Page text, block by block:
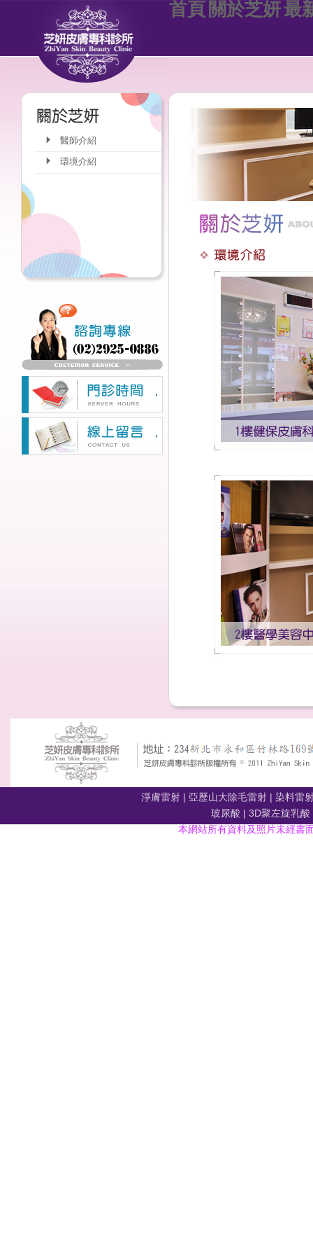
首頁 關於芝妍最
醫師介紹
環境介紹
淨膚雷射 | 亞歷山大除毛雷射 | 染料雷
玻尿酸 | 3D聚左旋乳酸
本網站所有資料及照片未經書